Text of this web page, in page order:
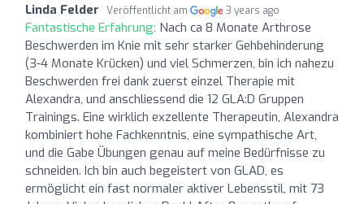
Linda Felder Veröffentlicht am 3 years ago
Fantastische Erfahrung: Nach ca 8 Monate Arthrose
Beschwerden im Knie mit sehr starker Gehbehinderung
(3-4 Monate Krücken) und viel Schmerzen, bin ich nahezu
Beschwerden frei dank zuerst einzel Therapie mit
Alexandra, und anschliessend die 12 GLA:D Gruppen
Trainings. Eine wirklich exzellente Therapeutin, Alexandra
kombiniert hohe Fachkenntnis, eine sympathische Art,
und die Gabe Übungen genau auf meine Bedürfnisse zu
schneiden. Ich bin auch begeistert von GLAD, es
ermöglicht ein fast normaler aktiver Lebensstil, mit 73